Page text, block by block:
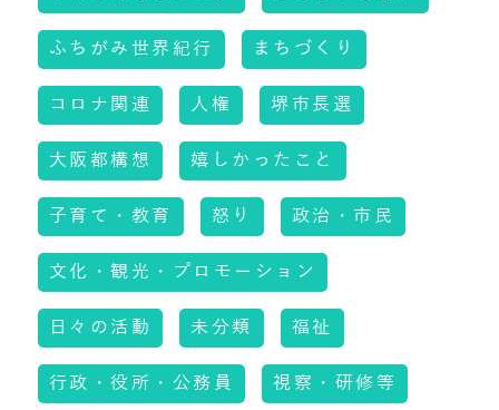
ふちがみ世界紀行 まちづくり
コロナ関連 人権 堺市長選
大阪都構想 嬉しかったこと
子育て・教育 怒り 政治・市民
文化・観光・プロモーション
日々の活動 未分類 福祉
行政・役所・公務員 視察・研修等